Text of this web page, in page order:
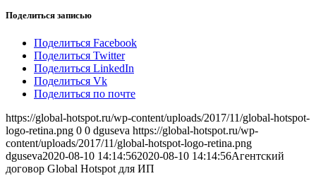
Поделиться записью
Поделиться Facebook
Поделиться Twitter
Поделиться LinkedIn
Поделиться Vk
Поделиться по почте
https://global-hotspot.ru/wp-content/uploads/2017/11/global-hotspot-
logo-retina.png 0 0 dguseva https://global-hotspot.ru/wp-
content/uploads/2017/11/global-hotspot-logo-retina.png
dguseva2020-08-10 14:14:562020-08-10 14:14:56Агентский
договор Global Hotspot для ИП